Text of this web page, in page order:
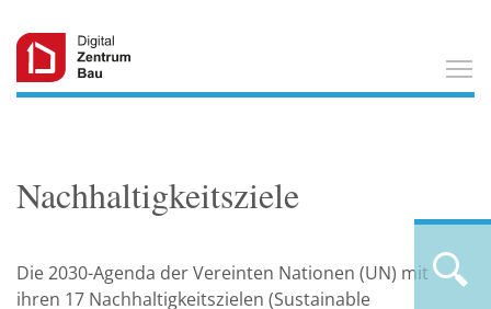
Nachhaltigkeitsziele
Die 2030-Agenda der Vereinten Nationen (UN) mit
ihren 17 Nachhaltigkeitszielen (Sustainable